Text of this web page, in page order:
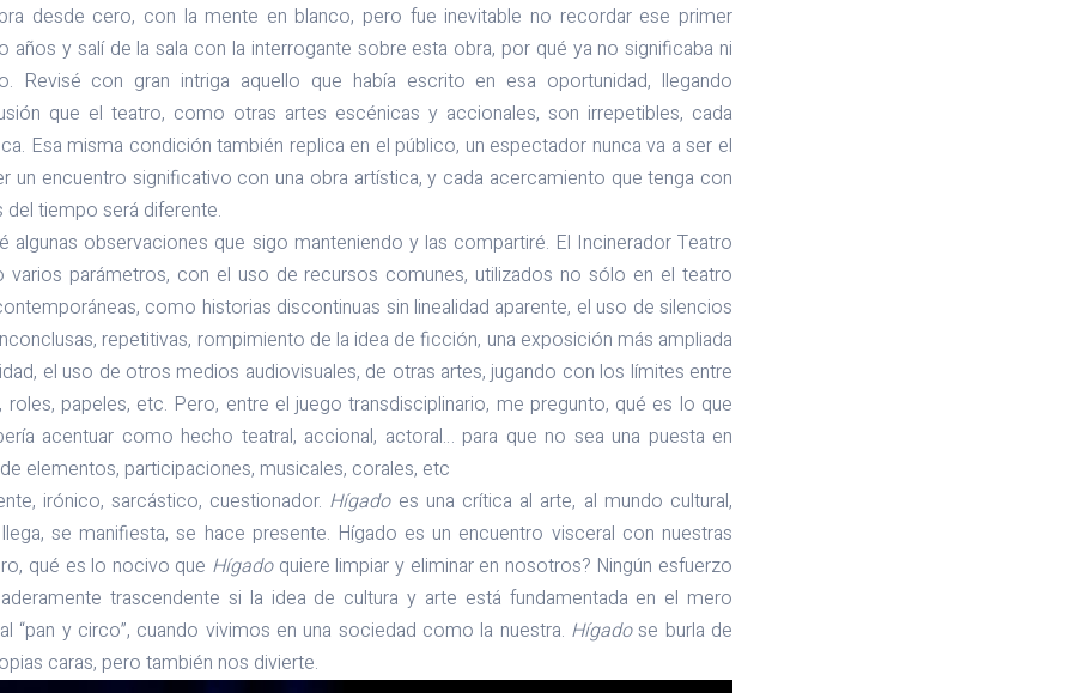
desde cero, con la mente en blanco, pero fue inevitable no recordar ese primer
años y salí de la sala con la interrogante sobre esta obra, por qué ya no significaba ni
Revisé con gran intriga aquello que había escrito en esa oportunidad, llegando
que el teatro, como otras artes escénicas y accionales, son irrepetibles, cada
Esa misma condición también replica en el público, un espectador nunca va a ser el
un encuentro significativo con una obra artística, y cada acercamiento que tenga con
tiempo será diferente.
algunas observaciones que sigo manteniendo y las compartiré. El Incinerador Teatro
varios parámetros, con el uso de recursos comunes, utilizados no sólo en el teatro
como historias discontinuas sin linealidad aparente, el uso de silencios
repetitivas, rompimiento de la idea de ficción, una exposición más ampliada
el uso de otros medios audiovisuales, de otras artes, jugando con los límites entre
roles, papeles, etc. Pero, entre el juego transdisciplinario, me pregunto, qué es lo que
acentuar como hecho teatral, accional, actoral… para que no sea una puesta en
elementos, participaciones, musicales, corales, etc
irónico, sarcástico, cuestionador. Hígadoes una crítica al arte, al mundo cultural,
se manifiesta, se hace presente. Hígado es un encuentro visceral con nuestras
qué es lo nocivo que Hígadoquiere limpiar y eliminar en nosotros? Ningún esfuerzo
trascendente si la idea de cultura y arte está fundamentada en el mero
“pan y circo”, cuando vivimos en una sociedad como la nuestra. Hígadose burla de
caras, pero también nos divierte.